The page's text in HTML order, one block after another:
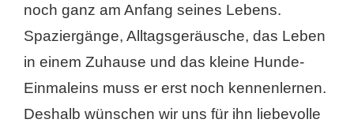
noch ganz am Anfang seines Lebens.
Spaziergänge, Alltagsgeräusche, das Leben
in einem Zuhause und das kleine Hunde-
Einmaleins muss er erst noch kennenlernen.
Deshalb wünschen wir uns für ihn liebevolle